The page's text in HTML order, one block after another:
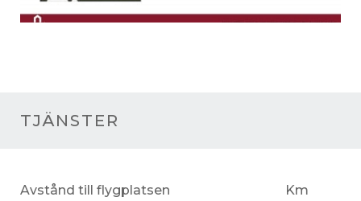
TJÄNSTER
Avstånd till flygplatsen Km